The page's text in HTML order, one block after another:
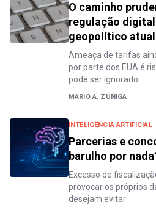
O caminho
regulação
geopolítico atual
Ameaça de tarifas
por parte dos EUA é
pode ser ignorado
MARIO A. ZÚÑIGA
INTELIGÊNCIA ARTIFICIAL
Parcerias e
barulho por
Excesso de
provocar os próprios
desejam evitar